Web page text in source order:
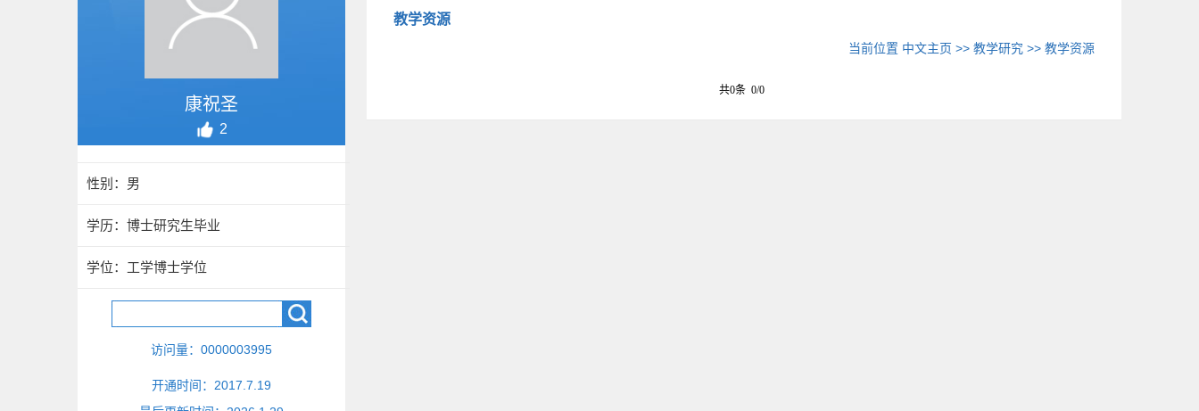
康祝圣
2
性别：男
学历：博士研究生毕业
学位：工学博士学位
访问量： 0000003995
开通时间： 2017 7 19
教学资源
当前位置 中文主页 >>教学研究 >>教学资源
共0条 0/0